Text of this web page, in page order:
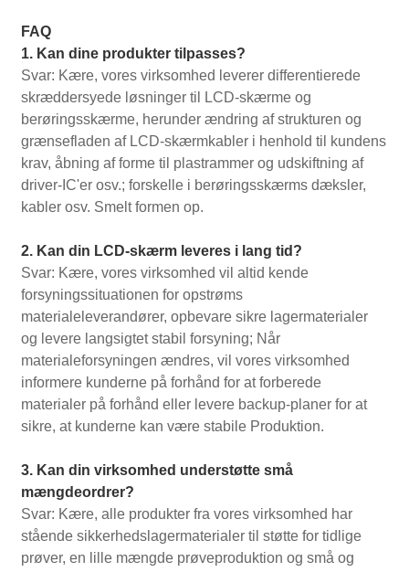
FAQ
1. Kan dine produkter tilpasses?
Svar: Kære, vores virksomhed leverer differentierede
skræddersyede løsninger til LCD-skærme og
berøringsskærme, herunder ændring af strukturen og
grænsefladen af ​​LCD-skærmkabler i henhold til kundens
krav, åbning af forme til plastrammer og udskiftning af
driver-IC'er osv.; forskelle i berøringsskærms dæksler,
kabler osv. Smelt formen op.
2. Kan din LCD-skærm leveres i lang tid?
Svar: Kære, vores virksomhed vil altid kende
forsyningssituationen for opstrøms
materialeleverandører, opbevare sikre lagermaterialer
og levere langsigtet stabil forsyning; Når
materialeforsyningen ændres, vil vores virksomhed
informere kunderne på forhånd for at forberede
materialer på forhånd eller levere backup-planer for at
sikre, at kunderne kan være stabile Produktion.
3. Kan din virksomhed understøtte små
mængdeordrer?
Svar: Kære, alle produkter fra vores virksomhed har
stående sikkerhedslagermaterialer til støtte for tidlige
prøver, en lille mængde prøveproduktion og små og